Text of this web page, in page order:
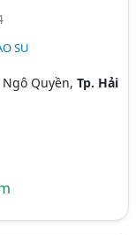
SU
Ngô Quyền,Tp. Hải